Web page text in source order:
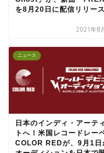
を8月20日に配信リリース
2021年8
ニュース
日本のインディ・アーテ
トへ！米国レコードレー
COLOR REDが、9月1日